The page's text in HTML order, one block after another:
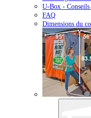
U-Box -
FAQ
Dimensions du